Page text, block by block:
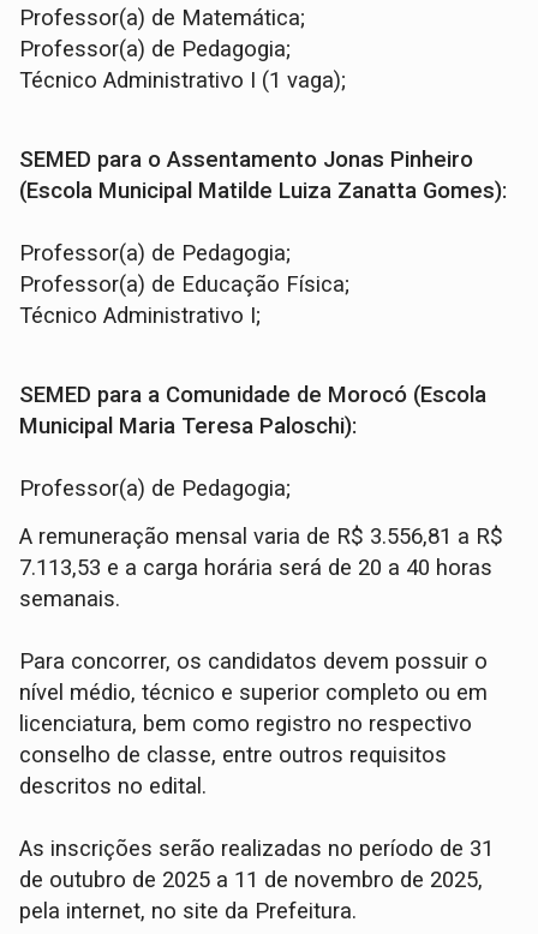
Professor(a) de Matemática;
Professor(a) de Pedagogia;
Técnico Administrativo I (1 vaga);
SEMED para o Assentamento Jonas Pinheiro
(Escola Municipal Matilde Luiza Zanatta Gomes):
Professor(a) de Pedagogia;
Professor(a) de Educação Física;
Técnico Administrativo I;
SEMED para a Comunidade de Morocó (Escola
Municipal Maria Teresa Paloschi):
Professor(a) de Pedagogia;
A remuneração mensal varia de R$ 3.556,81 a R$
7.113,53 e a carga horária será de 20 a 40 horas
semanais.
Para concorrer, os candidatos devem possuir o
nível médio, técnico e superior completo ou em
licenciatura, bem como registro no respectivo
conselho de classe, entre outros requisitos
descritos no edital.
As inscrições serão realizadas no período de 31
de outubro de 2025 a 11 de novembro de 2025,
pela internet, no site da Prefeitura.